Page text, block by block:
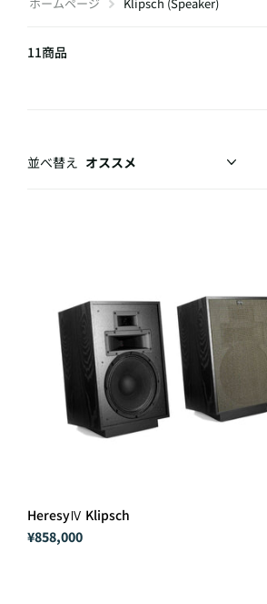
11商品
並べ替え
HeresyⅣ Klipsch
¥858,000